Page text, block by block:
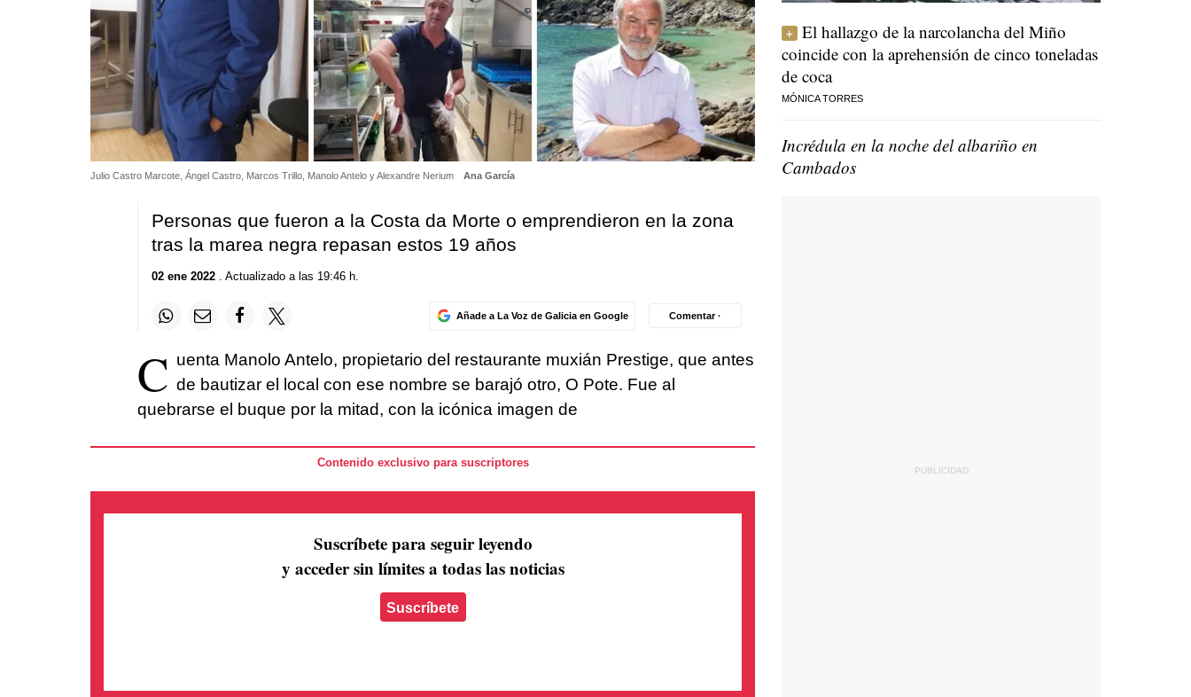
Julio Castro Marcote, Ángel Castro, Marcos Trillo, Manolo Antelo y Alexandre Nerium Ana García
Personas que fueron a la Costa da Morte o emprendieron en la zona
tras la marea negra repasan estos 19 años
02 ene 2022. Actualizado a las 19:46 h.
Añade a La Voz de Galicia en Google Comentar ·
C uenta Manolo Antelo, propietario del restaurante muxián Prestige, que antes
de bautizar el local con ese nombre se barajó otro, O Pote. Fue al
quebrarse el buque por la mitad, con la icónica imagen de
Contenido exclusivo para suscriptores
Suscríbete para seguir leyendo
y acceder sin límites a todas las noticias
Suscríbete
El hallazgo de la narcolancha del Miño
coincide con la aprehensión de cinco toneladas
de coca
MÓNICA TORRES
Incrédula en la noche del albariño en
Cambados